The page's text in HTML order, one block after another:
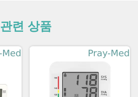
관련 상품